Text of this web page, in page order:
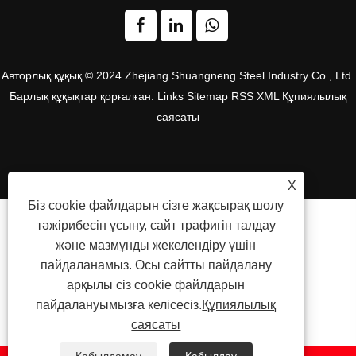
Авторлық құқық © 2024 Zhejiang Shuangneng Steel Industry Co., Ltd.
Барлық құқықтар қорғалған. Links Sitemap RSS XML Құпиялылық
саясаты
X
Біз cookie файлдарын сізге жақсырақ шолу
тәжірибесін ұсыну, сайт трафигін талдау
және мазмұнды жекелендіру үшін
пайдаланамыз. Осы сайтты пайдалану
арқылы сіз cookie файлдарын
пайдалануымызға келісесіз.Құпиялылық
саясаты